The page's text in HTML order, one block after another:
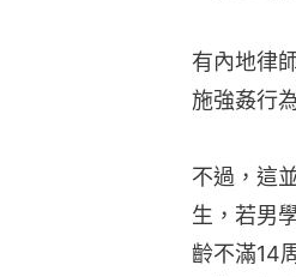
有內地律
施強姦行
不過，這
生，若男
齡不滿14